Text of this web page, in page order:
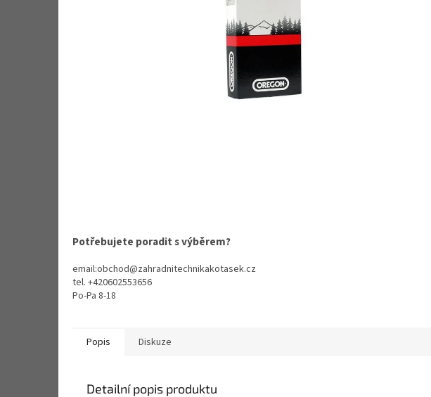
Potřebujete poradit s výběrem?
email:obchod@zahradnitechnikakotasek.cz
tel. +420602553656
Po-Pa 8-18
Popis Diskuze
Detailní popis produktu